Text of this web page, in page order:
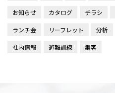
お知らせ カタログ チラシ
ランチ会 リーフレット 分析
社内情報 避難訓練 集客